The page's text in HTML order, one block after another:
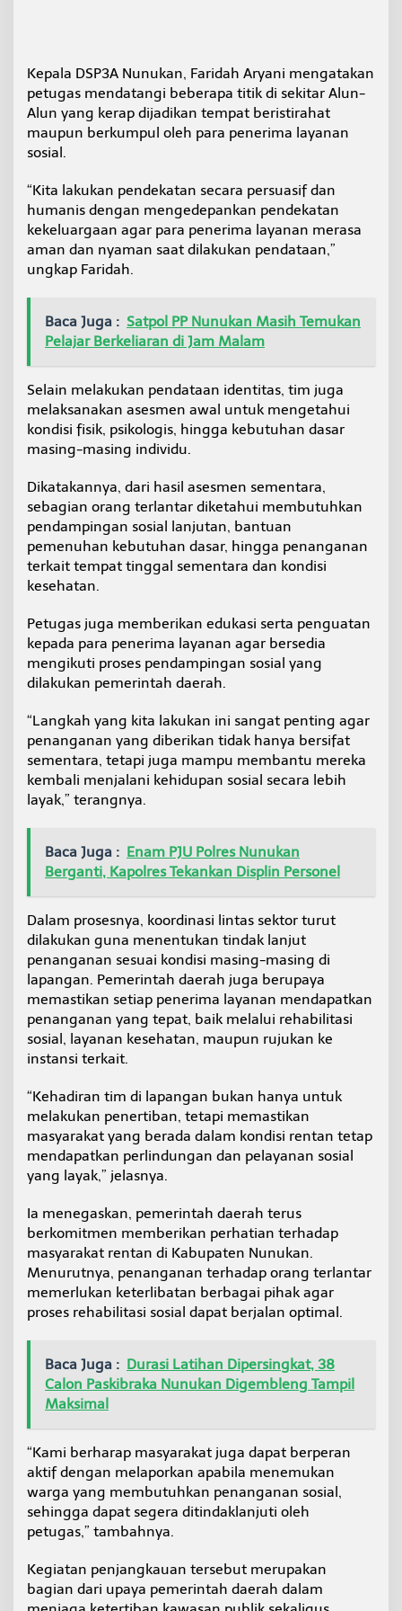
Kepala DSP3A Nunukan, Faridah Aryani mengatakan
petugas mendatangi beberapa titik di sekitar Alun-
Alun yang kerap dijadikan tempat beristirahat
maupun berkumpul oleh para penerima layanan
sosial.
“Kita lakukan pendekatan secara persuasif dan
humanis dengan mengedepankan pendekatan
kekeluargaan agar para penerima layanan merasa
aman dan nyaman saat dilakukan pendataan,”
ungkap Faridah.
Baca Juga : Satpol PP Nunukan Masih Temukan
Pelajar Berkeliaran di Jam Malam
Selain melakukan pendataan identitas, tim juga
melaksanakan asesmen awal untuk mengetahui
kondisi fisik, psikologis, hingga kebutuhan dasar
masing-masing individu.
Dikatakannya, dari hasil asesmen sementara,
sebagian orang terlantar diketahui membutuhkan
pendampingan sosial lanjutan, bantuan
pemenuhan kebutuhan dasar, hingga penanganan
terkait tempat tinggal sementara dan kondisi
kesehatan.
Petugas juga memberikan edukasi serta penguatan
kepada para penerima layanan agar bersedia
mengikuti proses pendampingan sosial yang
dilakukan pemerintah daerah.
“Langkah yang kita lakukan ini sangat penting agar
penanganan yang diberikan tidak hanya bersifat
sementara, tetapi juga mampu membantu mereka
kembali menjalani kehidupan sosial secara lebih
layak,” terangnya.
Baca Juga : Enam PJU Polres Nunukan
Berganti, Kapolres Tekankan Displin Personel
Dalam prosesnya, koordinasi lintas sektor turut
dilakukan guna menentukan tindak lanjut
penanganan sesuai kondisi masing-masing di
lapangan. Pemerintah daerah juga berupaya
memastikan setiap penerima layanan mendapatkan
penanganan yang tepat, baik melalui rehabilitasi
sosial, layanan kesehatan, maupun rujukan ke
instansi terkait.
“Kehadiran tim di lapangan bukan hanya untuk
melakukan penertiban, tetapi memastikan
masyarakat yang berada dalam kondisi rentan tetap
mendapatkan perlindungan dan pelayanan sosial
yang layak,” jelasnya.
Ia menegaskan, pemerintah daerah terus
berkomitmen memberikan perhatian terhadap
masyarakat rentan di Kabupaten Nunukan.
Menurutnya, penanganan terhadap orang terlantar
memerlukan keterlibatan berbagai pihak agar
proses rehabilitasi sosial dapat berjalan optimal.
Baca Juga : Durasi Latihan Dipersingkat, 38
Calon Paskibraka Nunukan Digembleng Tampil
Maksimal
“Kami berharap masyarakat juga dapat berperan
aktif dengan melaporkan apabila menemukan
warga yang membutuhkan penanganan sosial,
sehingga dapat segera ditindaklanjuti oleh
petugas,” tambahnya.
Kegiatan penjangkauan tersebut merupakan
bagian dari upaya pemerintah daerah dalam